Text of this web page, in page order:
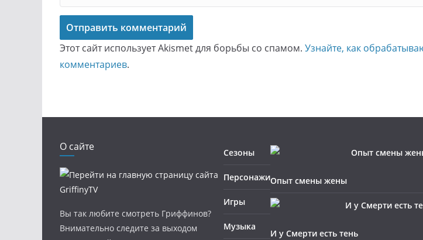
Этот сайт использует Akismet для борьбы со спамом. Узнайте, как
комментариев.
О сайте
Вы так любите смотреть Гриффинов?
Внимательно следите за выходом
Сезоны
Персонажи
Игры
Музыка
Опыт смены жены
И у Смерти есть тень